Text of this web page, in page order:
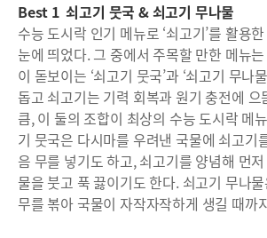
Best 1 쇠고기 뭇국 & 쇠고기 무나물
수능 도시락 인기 메뉴로 ‘쇠고기’를 활용
눈에 띄었다. 그 중에서 주목할 만한 메뉴
이 돋보이는 ‘쇠고기 뭇국’과 ‘쇠고기 무나
돕고 쇠고기는 기력 회복과 원기 충전에
큼, 이 둘의 조합이 최상의 수능 도시락 메
기 뭇국은 다시마를 우려낸 국물에 쇠고기
음 무를 넣기도 하고, 쇠고기를 양념해 먼
물을 붓고 푹 끓이기도 한다. 쇠고기 무나
무를 볶아 국물이 자작자작하게 생길 때까